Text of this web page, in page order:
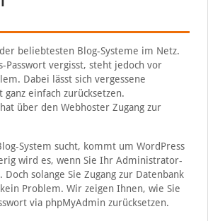
beliebtesten Blog-Systeme im Netz.
Passwort vergisst, steht jedoch vor
Dabei lässt sich vergessene
ganz einfach zurücksetzen.
über den Webhoster Zugang zur
System sucht, kommt um WordPress
wird es, wenn Sie Ihr Administrator-
Doch solange Sie Zugang zur Datenbank
Problem. Wir zeigen Ihnen, wie Sie
via phpMyAdmin zurücksetzen.